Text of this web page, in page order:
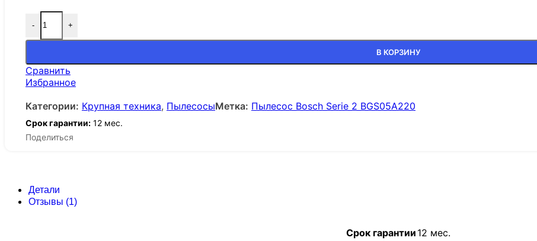
- +
В КОРЗИНУ
Сравнить
Избранное
Категории: Крупная техника, ПылесосыМетка: Пылесос Bosch Serie 2 BGS05A220
Срок гарантии: 12 мес.
Поделиться
Детали
Отзывы (1)
Срок гарантии 12 мес.